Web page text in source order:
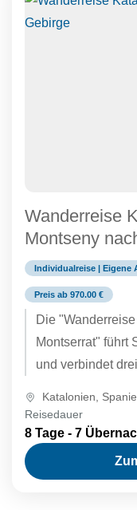
Wanderreise
Montseny
Individualreise | Eigene
Preis ab 970.00 €
Die
Montserrat" führt
und verbindet
Katalonien,
Reisedauer
8 Tage - 7